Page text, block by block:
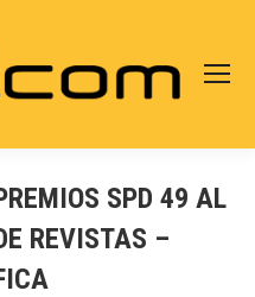
SPD 49 AL
REVISTAS –